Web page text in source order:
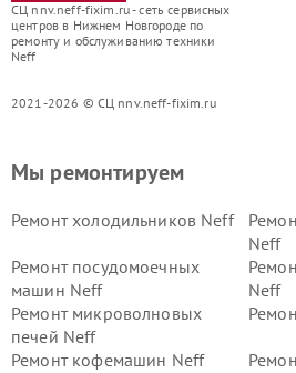
СЦ nnv.neff-fixim.ru - сеть сервисных
центров в Нижнем Новгороде по
ремонту и обслуживанию техники
Neff
2021-2026 © СЦ nnv.neff-fixim.ru
Мы ремонтируем
Ремонт холодильников Neff
Neff
Ремонт посудомоечных
машин Neff
Neff
Ремонт микроволновых
печей Neff
Ремонт кофемашин Neff